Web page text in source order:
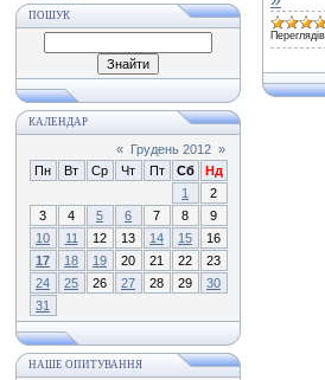
ПОШУК
КАЛЕНДАР
« Грудень 2012 »
Пн
Вт Ср Чт Пт Сб
Нд
1
2
3
4 5 6 7 8
9
10
11 12 13 14 15
16
17
18 19 20 21 22
23
24
25 26 27 28 29
30
31
НАШЕ ОПИТУВАННЯ